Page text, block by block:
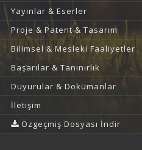
Yayınlar & Eserler
Proje & Patent & Tasarım
Bilimsel & Mesleki Faaliyetler
Başarılar & Tanınırlık
Duyurular & Dokümanlar
İletişim
Özgeçmiş Dosyası İndir